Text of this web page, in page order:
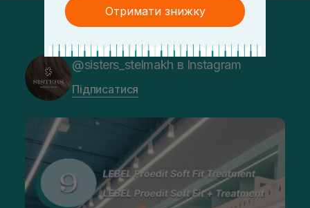
@sisters_stelmakh в Instagram
Підписатися
Отримати знижку